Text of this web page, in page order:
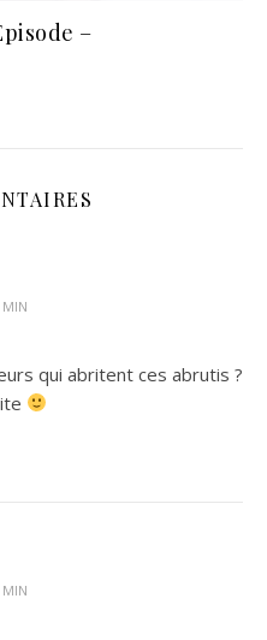
–
qui abritent ces abrutis ?